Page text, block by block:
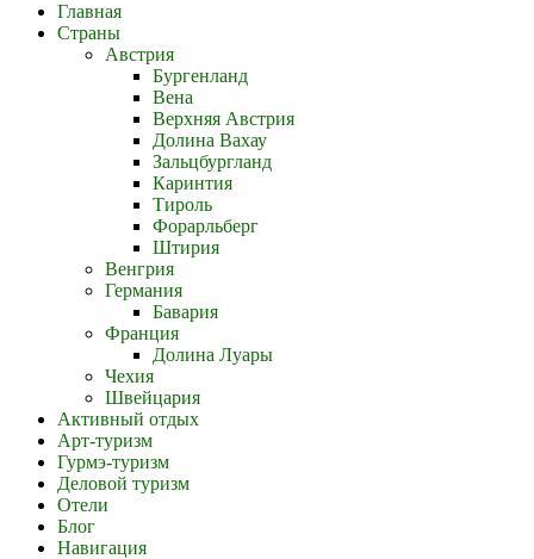
Главная
Страны
Австрия
Бургенланд
Вена
Верхняя Австрия
Долина Вахау
Зальцбургланд
Каринтия
Тироль
Форарльберг
Штирия
Венгрия
Германия
Бавария
Франция
Долина Луары
Чехия
Швейцария
Активный отдых
Арт-туризм
Гурмэ-туризм
Деловой туризм
Отели
Блог
Навигация